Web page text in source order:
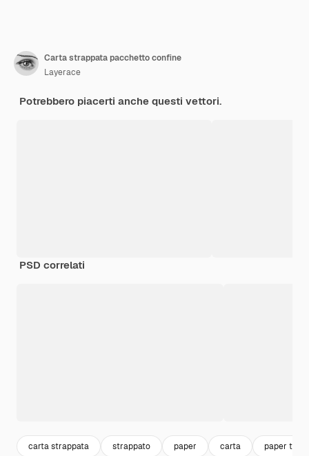
Carta strappata pacchetto confine
Layerace
Potrebbero piacerti anche questi vettori.
PSD correlati
carta strappata strappato paper carta paper